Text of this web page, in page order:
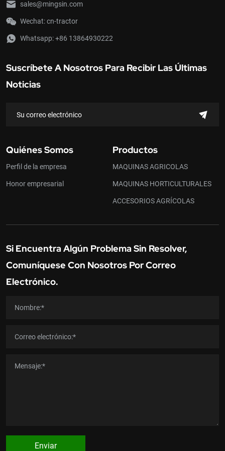
sales@mingsin.com
Wechat: cn-tractor
Whatsapp:+86 13864930222
Suscríbete A Nosotros Para Recibir Las Últimas
Noticias
Quiénes Somos
Perfil de la empresa
Honor empresarial
Productos
MAQUINAS AGRICOLAS
MAQUINAS HORTICULTURALES
ACCESORIOS AGRÍCOLAS
Si Encuentra Algún Problema Sin Resolver,
Comuníquese Con Nosotros Por Correo
Electrónico.
Enviar